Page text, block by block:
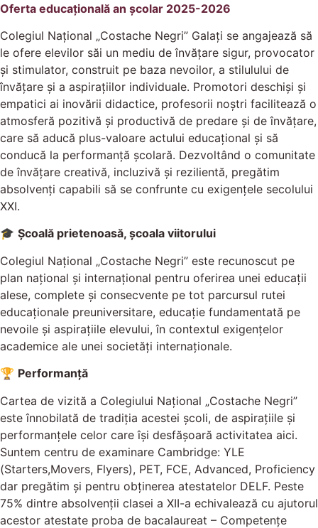
Oferta educațională an școlar 2025-2026
Colegiul Naţional „Costache Negri” Galaţi se angajează să
le ofere elevilor săi un mediu de învăţare sigur, provocator
şi stimulator, construit pe baza nevoilor, a stilulului de
învăţare şi a aspiraţiilor individuale. Promotori deschişi şi
empatici ai inovării didactice, profesorii noştri facilitează o
atmosferă pozitivă şi productivă de predare şi de învăţare,
care să aducă plus-valoare actului educaţional şi să
conducă la performanţă şcolară. Dezvoltând o comunitate
de învăţare creativă, incluzivă şi rezilientă, pregătim
absolvenţi capabili să se confrunte cu exigenţele secolului
XXI.
🎓 Școală prietenoasă, școala viitorului
Colegiul Naţional „Costache Negri” este recunoscut pe
plan naţional şi internaţional pentru oferirea unei educaţii
alese, complete şi consecvente pe tot parcursul rutei
educaţionale preuniversitare, educaţie fundamentată pe
nevoile şi aspiraţiile elevului, în contextul exigenţelor
academice ale unei societăţi internaţionale.
🏆 Performanță
Cartea de vizită a Colegiului Național „Costache Negri”
este înnobilată de tradiția acestei școli, de aspirațiile și
performanțele celor care își desfășoară activitatea aici.
Suntem centru de examinare Cambridge: YLE
(Starters,Movers, Flyers), PET, FCE, Advanced, Proficiency
dar pregătim și pentru obținerea atestatelor DELF. Peste
75% dintre absolvenții clasei a XII-a echivalează cu ajutorul
acestor atestate proba de bacalaureat – Competențe